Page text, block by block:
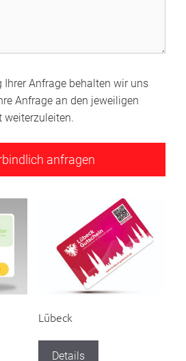
Ihrer Anfrage behalten wir uns
Anfrage an den jeweiligen
weiterzuleiten.
Lübeck
Details